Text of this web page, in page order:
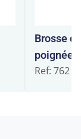
Brosse
poignée
Ref: 762